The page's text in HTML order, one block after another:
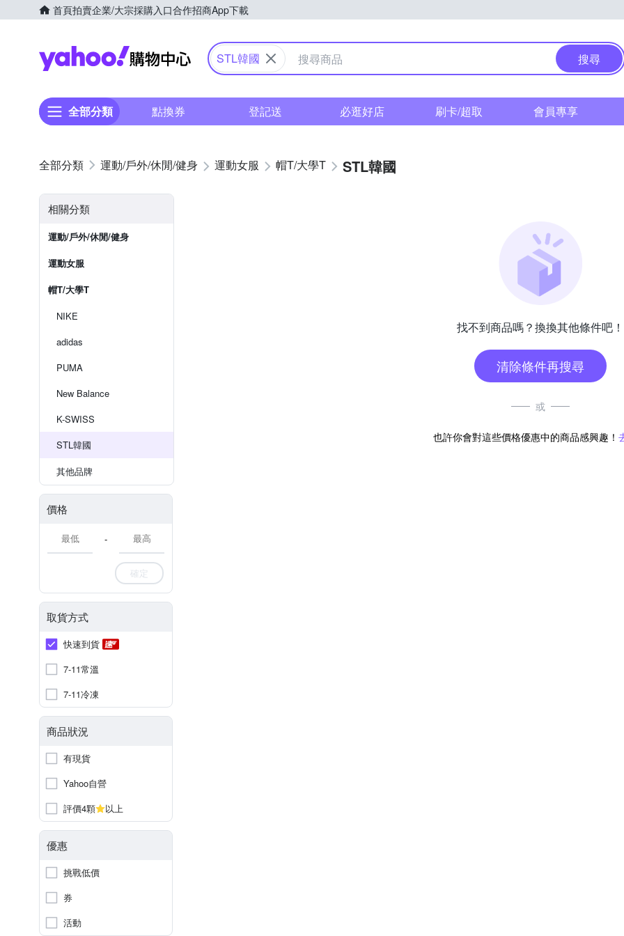
首頁拍賣企業/大宗採購入口合作招商App下載
Yahoo購物中心
STL韓國 搜尋
全部分類 點換券 登記送 必逛好店 刷卡/超取 會員專享
運動/戶外/休閒/健身 運動女服 帽T/大學T STL韓國
相關分類
運動/戶外/休閒/健身
運動女服
帽T/大學T
NIKE
adidas
PUMA
New Balance
K-SWISS
STL韓國
其他品牌
價格
-
確定
取貨方式
快速到貨
7-11常溫
7-11冷凍
商品狀況
有現貨
Yahoo自營
評價4顆
以上
優惠
挑戰低價
券
活動
找不到商品嗎？換換其他條件吧！
清除條件再搜尋
或
也許你會對這些價格優惠中的商品感興趣！